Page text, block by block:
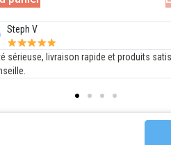
Excellent produit conforme à mes
plaisir durant 48h.